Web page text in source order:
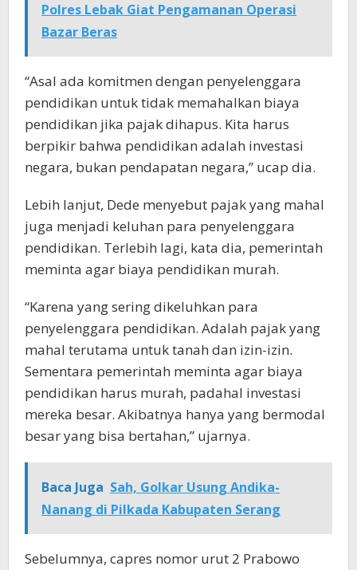
Polres Lebak Giat Pengamanan Operasi
Bazar Beras
“Asal ada komitmen dengan penyelenggara
pendidikan untuk tidak memahalkan biaya
pendidikan jika pajak dihapus. Kita harus
berpikir bahwa pendidikan adalah investasi
negara, bukan pendapatan negara,” ucap dia.
Lebih lanjut, Dede menyebut pajak yang mahal
juga menjadi keluhan para penyelenggara
pendidikan. Terlebih lagi, kata dia, pemerintah
meminta agar biaya pendidikan murah.
“Karena yang sering dikeluhkan para
penyelenggara pendidikan. Adalah pajak yang
mahal terutama untuk tanah dan izin-izin.
Sementara pemerintah meminta agar biaya
pendidikan harus murah, padahal investasi
mereka besar. Akibatnya hanya yang bermodal
besar yang bisa bertahan,” ujarnya.
Baca Juga Sah, Golkar Usung Andika-
Nanang di Pilkada Kabupaten Serang
Sebelumnya, capres nomor urut 2 Prabowo